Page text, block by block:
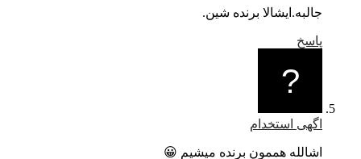
جالبه.ایشالا برنده شین.
اگهی استخدام
اشالله هممون برنده میشیم 😀